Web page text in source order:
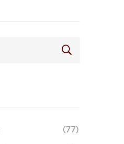
(77)